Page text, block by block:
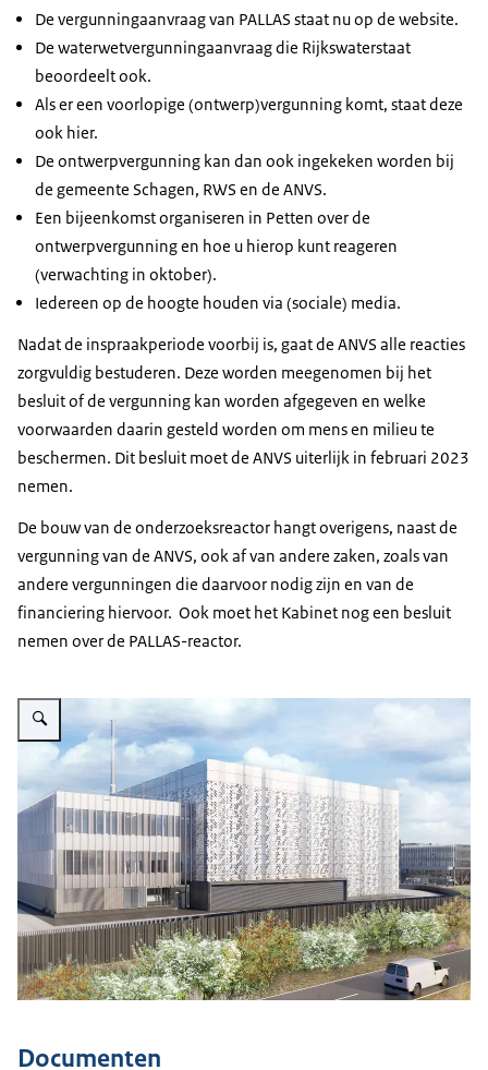
De vergunningaanvraag van PALLAS staat nu op de website.
De waterwetvergunningaanvraag die Rijkswaterstaat
beoordeelt ook.
Als er een voorlopige (ontwerp)vergunning komt, staat deze
ook hier.
De ontwerpvergunning kan dan ook ingekeken worden bij
de gemeente Schagen, RWS en de ANVS.
Een bijeenkomst organiseren in Petten over de
ontwerpvergunning en hoe u hierop kunt reageren
(verwachting in oktober).
Iedereen op de hoogte houden via (sociale) media.
Nadat de inspraakperiode voorbij is, gaat de ANVS alle reacties
zorgvuldig bestuderen. Deze worden meegenomen bij het
besluit of de vergunning kan worden afgegeven en welke
voorwaarden daarin gesteld worden om mens en milieu te
beschermen. Dit besluit moet de ANVS uiterlijk in februari 2023
nemen.
De bouw van de onderzoeksreactor hangt overigens, naast de
vergunning van de ANVS, ook af van andere zaken, zoals van
andere vergunningen die daarvoor nodig zijn en van de
financiering hiervoor. Ook moet het Kabinet nog een besluit
nemen over de PALLAS-reactor.
Vergroot afbeelding Pallas
Documenten